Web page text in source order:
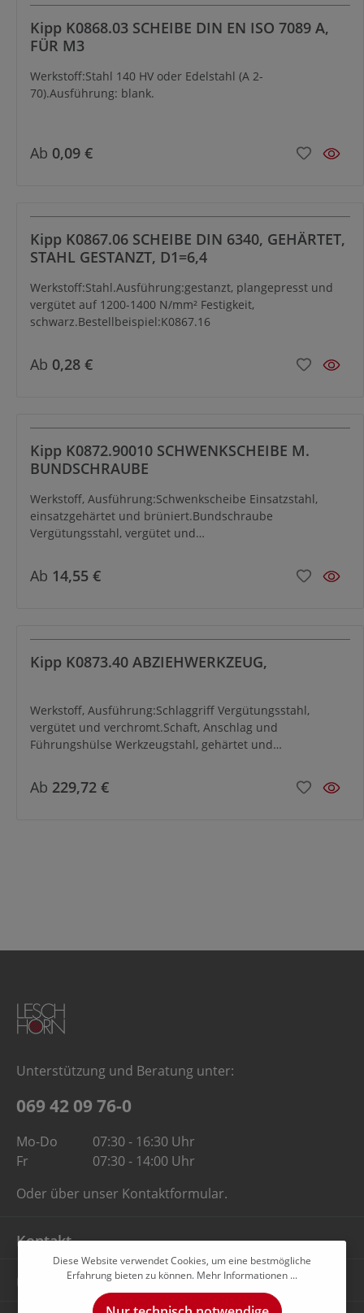
Kipp K0868.03 SCHEIBE DIN EN ISO 7089 A,
FÜR M3
Werkstoff:Stahl 140 HV oder Edelstahl (A 2-
70).Ausführung: blank.
Ab 0,09 €
Kipp K0867.06 SCHEIBE DIN 6340, GEHÄRTET,
STAHL GESTANZT, D1=6,4
Werkstoff:Stahl.Ausführung:gestanzt, plangepresst und
vergütet auf 1200-1400 N/mm² Festigkeit,
schwarz.Bestellbeispiel:K0867.16
Ab 0,28 €
Kipp K0872.90010 SCHWENKSCHEIBE M.
BUNDSCHRAUBE
Werkstoff, Ausführung:Schwenkscheibe Einsatzstahl,
einsatzgehärtet und brüniert.Bundschraube
Vergütungsstahl, vergütet und
Ab 14,55 €
Kipp K0873.40 ABZIEHWERKZEUG,
Werkstoff, Ausführung:Schlaggriff Vergütungsstahl,
vergütet und verchromt.Schaft, Anschlag und
Führungshülse Werkzeugstahl, gehärtet und
wird zum Ausbau von Aufnahmebolzen (K0817, K0818,
K0350, K0351) und Stiften, die mit Innengewinde von M3–
Ab 229,72 €
Unterstützung und Beratung unter:
069 42 09 76-0
Mo-Do
07:30 - 16:30 Uhr
Fr
07:30 - 14:00 Uhr
Oder über unser Kontaktformular.
Kontakt
Unternehmen
Diese Website verwendet Cookies, um eine bestmögliche
Erfahrung bieten zu können. Mehr Informationen ...